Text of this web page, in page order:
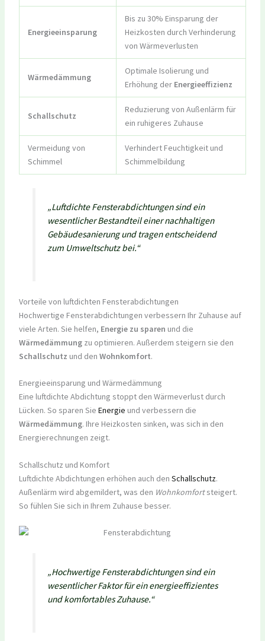
Energieeinsparung
Bis zu 30% Einsparung der
Heizkosten durch Verhinderung
von Wärmeverlusten
Wärmedämmung
Optimale Isolierung und
Erhöhung der Energieeffizienz
Schallschutz
Reduzierung von Außenlärm für
ein ruhigeres Zuhause
Vermeidung von
Schimmel
Verhindert Feuchtigkeit und
Schimmelbildung
„Luftdichte Fensterabdichtungen sind ein
wesentlicher Bestandteil einer nachhaltigen
Gebäudesanierung und tragen entscheidend
zum Umweltschutz bei.“
Vorteile von luftdichten Fensterabdichtungen
Hochwertige Fensterabdichtungen verbessern Ihr Zuhause auf
viele Arten. Sie helfen, Energie zu sparen und die
Wärmedämmungzu optimieren. Außerdem steigern sie den
Schallschutz und den Wohnkomfort.
Energieeinsparung und Wärmedämmung
Eine luftdichte Abdichtung stoppt den Wärmeverlust durch
Lücken. So sparen Sie Energie und verbessern die
Wärmedämmung. Ihre Heizkosten sinken, was sich in den
Energierechnungen zeigt.
Schallschutz und Komfort
Luftdichte Abdichtungen erhöhen auch den Schallschutz.
Außenlärm wird abgemildert, was den Wohnkomfortsteigert.
So fühlen Sie sich in Ihrem Zuhause besser.
„Hochwertige Fensterabdichtungen sind ein
wesentlicher Faktor für ein energieeffizientes
und komfortables Zuhause.“